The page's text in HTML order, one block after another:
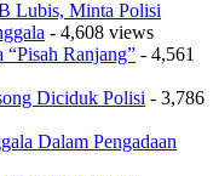
Lubis, Minta Polisi
- 4,608 views
Ranjang” - 4,561
Diciduk Polisi - 3,786
Dalam Pengadaan